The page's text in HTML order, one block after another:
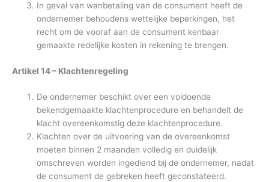
In geval van wanbetaling van de consument heeft de
ondernemer behoudens wettelijke beperkingen, het
recht om de vooraf aan de consument kenbaar
gemaakte redelijke kosten in rekening te brengen.
Artikel 14 – Klachtenregeling
De ondernemer beschikt over een voldoende
bekendgemaakte klachtenprocedure en behandelt de
klacht overeenkomstig deze klachtenprocedure.
Klachten over de uitvoering van de overeenkomst
moeten binnen 2 maanden volledig en duidelijk
omschreven worden ingediend bij de ondernemer, nadat
de consument de gebreken heeft geconstateerd.